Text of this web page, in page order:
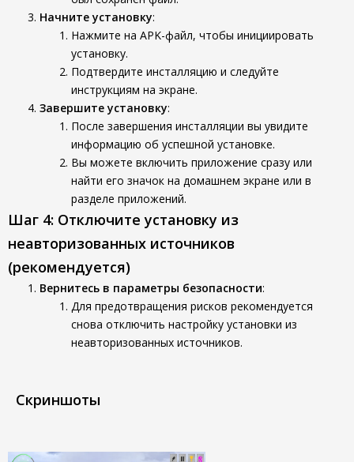
Начните установку:
Нажмите на APK-файл, чтобы инициировать
установку.
Подтвердите инсталляцию и следуйте
инструкциям на экране.
Завершите установку:
После завершения инсталляции вы увидите
информацию об успешной установке.
Вы можете включить приложение сразу или
найти его значок на домашнем экране или в
разделе приложений.
Шаг 4: Отключите установку из
неавторизованных источников
(рекомендуется)
Вернитесь в параметры безопасности:
Для предотвращения рисков рекомендуется
снова отключить настройку установки из
неавторизованных источников.
Скриншоты